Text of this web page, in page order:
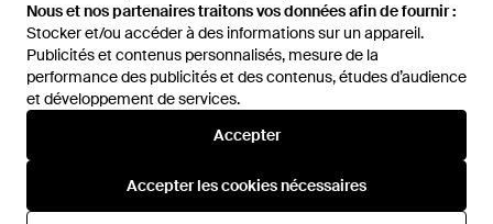
Nous et nos partenaires traitons vos données afin de fournir :
Stocker et/ou accéder à des informations sur un appareil.
Publicités et contenus personnalisés, mesure de la
performance des publicités et des contenus, études d’audience
et développement de services.
Accepter
Accepter les cookies nécessaires
Nous et nos partenaires traitons vos données afin de fournir :
Stocker et/ou accéder à des informations sur un appareil.
Publicités et contenus personnalisés, mesure de la
performance des publicités et des contenus, études d’audience
et développement de services.
Accepter
Accepter les cookies nécessaires
International
Aide et infos